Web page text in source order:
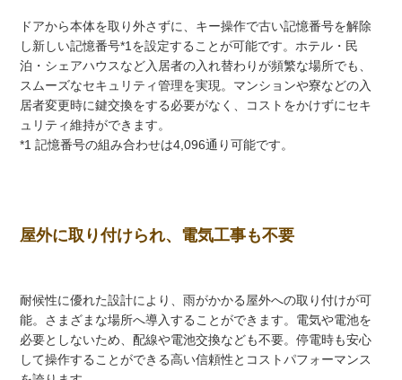
ドアから本体を取り外さずに、キー操作で古い記憶番号を解除
し新しい記憶番号*1を設定することが可能です。ホテル・民
泊・シェアハウスなど入居者の入れ替わりが頻繁な場所でも、
スムーズなセキュリティ管理を実現。マンションや寮などの入
居者変更時に鍵交換をする必要がなく、コストをかけずにセキ
ュリティ維持ができます。
*1 記憶番号の組み合わせは4,096通り可能です。
屋外に取り付けられ、電気工事も不要
耐候性に優れた設計により、雨がかかる屋外への取り付けが可
能。さまざまな場所へ導入することができます。電気や電池を
必要としないため、配線や電池交換なども不要。停電時も安心
して操作することができる高い信頼性とコストパフォーマンス